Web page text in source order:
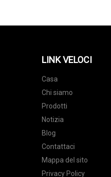
LINK VELOCI
Casa
Chi siamo
Prodotti
Notizia
Blog
Contattaci
Mappa del sito
Privacy Policy